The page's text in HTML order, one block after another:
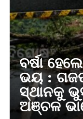
ବର୍ଷା
ଭୟ :
ସ୍ଥାନକୁ
ଅଞ୍ଚଳ